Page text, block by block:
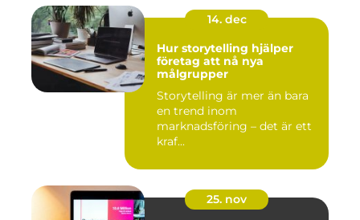
14. dec
Hur storytelling hjälper
företag att nå nya
målgrupper
Storytelling är mer än bara
en trend inom
marknadsföring – det är ett
kraf...
25. nov